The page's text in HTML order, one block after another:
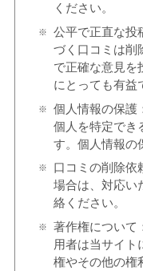
ください。
公平で正直な投
づく口コミは削
で正確な意見を
にとっても有益
個人情報の保護
個人を特定でき
す。個人情報の
口コミの削除依
場合は、対応い
絡ください。
著作権について
用者は当サイト
権やその他の権